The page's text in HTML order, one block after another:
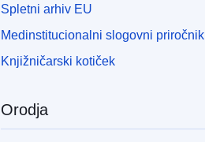
Spletni arhiv EU
Medinstitucionalni slogovni priročnik
Knjižničarski kotiček
Orodja